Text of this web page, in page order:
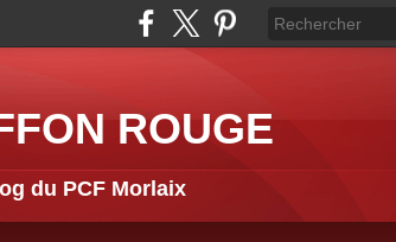
ROUGE
du PCF Morlaix